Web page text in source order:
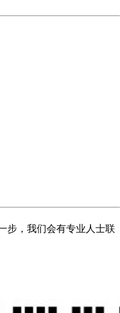
步，我们会有专业人士联